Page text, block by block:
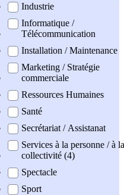
Industrie
Informatique /
Télécommunication
Installation / Maintenance
Marketing / Stratégie
commerciale
Ressources Humaines
Santé
Secrétariat / Assistanat
Services à la personne / à la
collectivité (4)
Spectacle
Sport